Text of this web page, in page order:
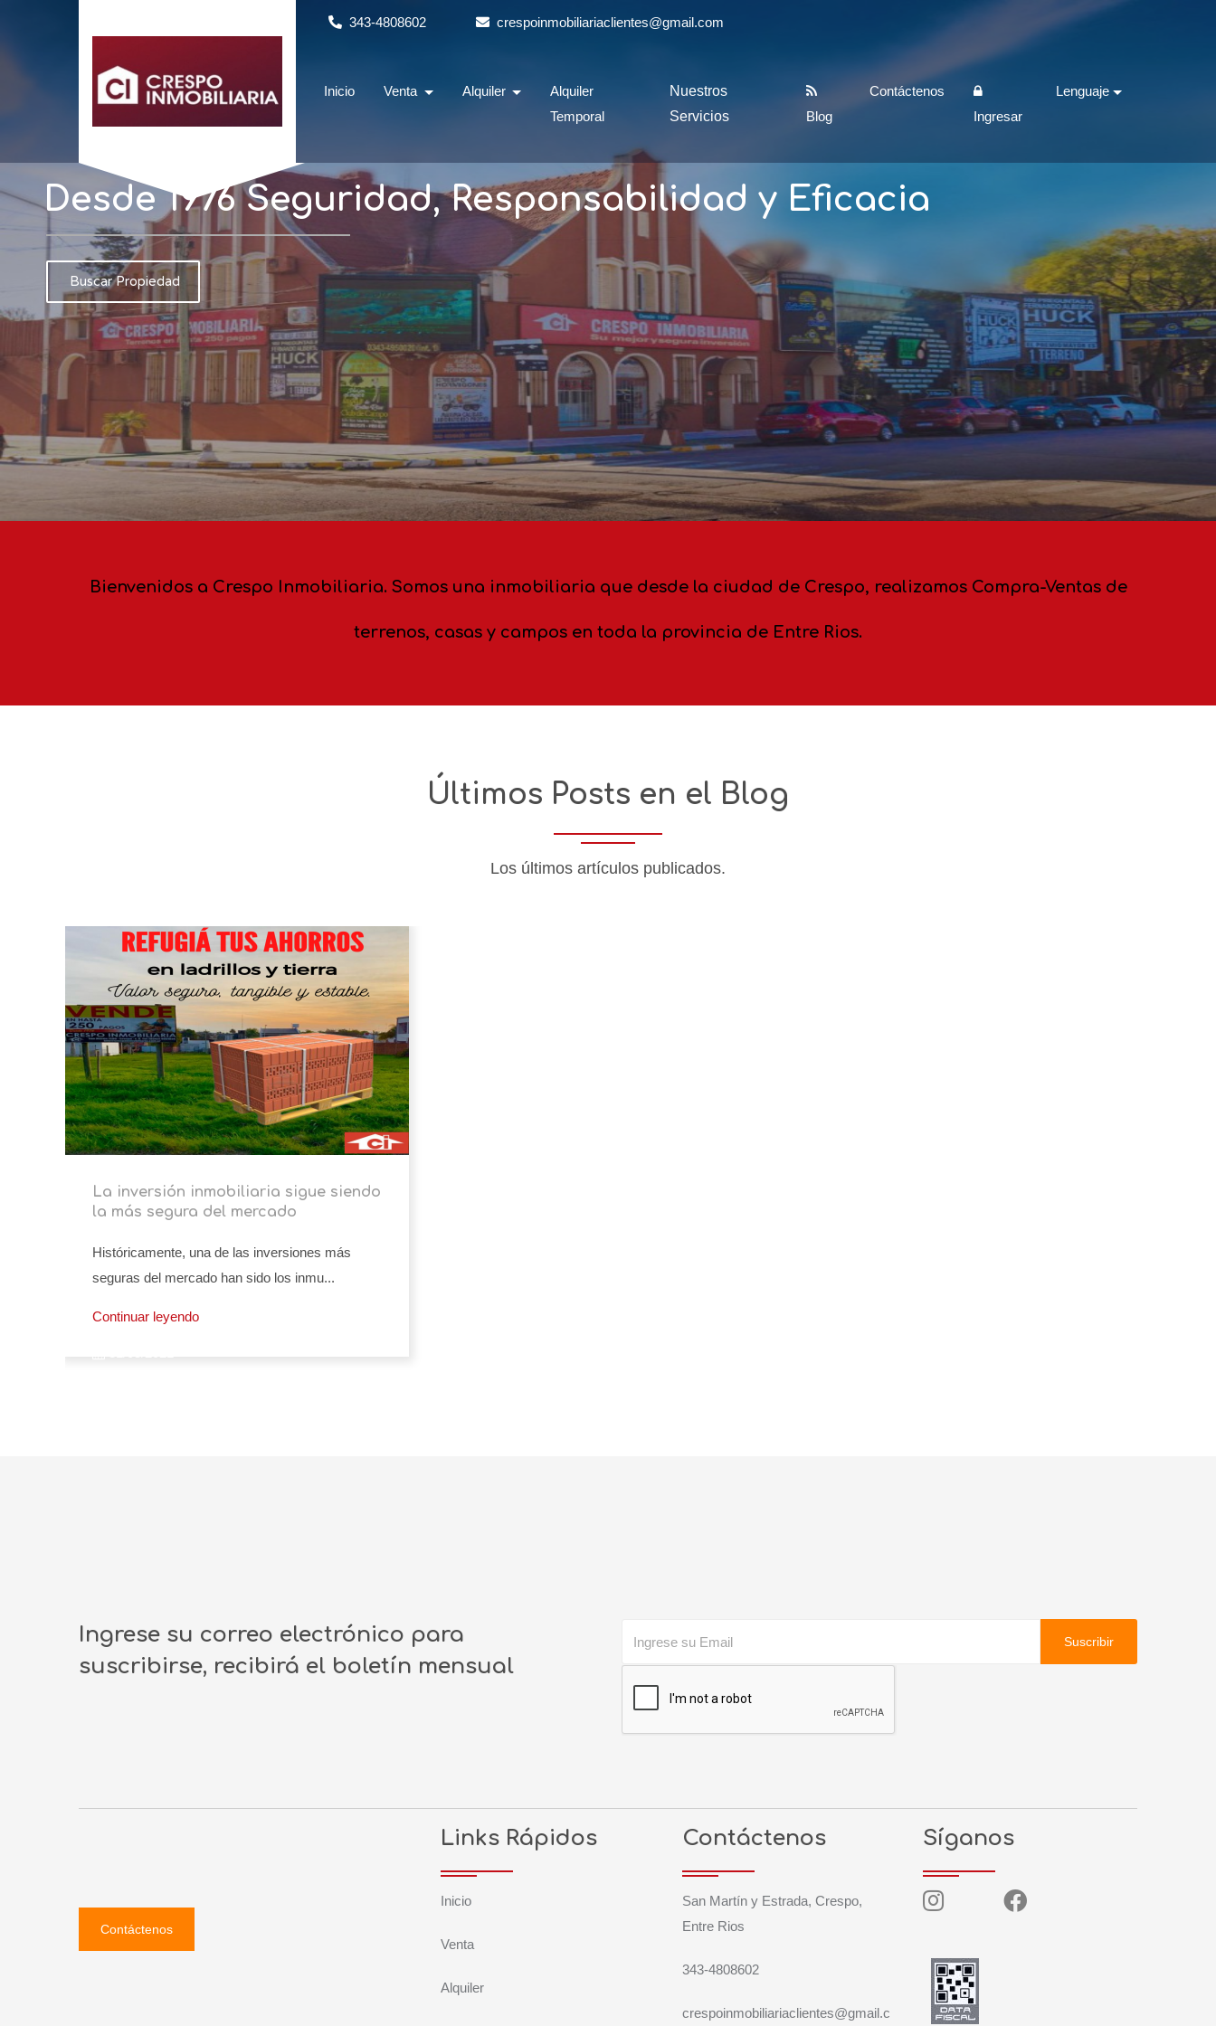
343-4808602 crespoinmobiliariaclientes@gmail.com
Inicio Venta Alquiler
Alquiler
Temporal
Nuestros
Servicios
Blog
Contáctenos
Ingresar
Lenguaje
Desde 1976 Seguridad, Responsabilidad y Eficacia
Buscar Propiedad
Bienvenidos a Crespo Inmobiliaria. Somos una inmobiliaria que desde la ciudad de Crespo, realizamos Compra-Ventas de
terrenos, casas y campos en toda la provincia de Entre Rios.
Últimos Posts en el Blog
Los últimos artículos publicados.
La inversión inmobiliaria sigue siendo
la más segura del mercado
Históricamente, una de las inversiones más
seguras del mercado han sido los inmu...
Continuar leyendo
Ingrese su correo electrónico para
suscribirse, recibirá el boletín mensual
Suscribir
Contáctenos
Links Rápidos
Inicio
Venta
Alquiler
Contáctenos
San Martín y Estrada, Crespo,
Entre Rios
343-4808602
crespoinmobiliariaclientes@gmail.c
Síganos